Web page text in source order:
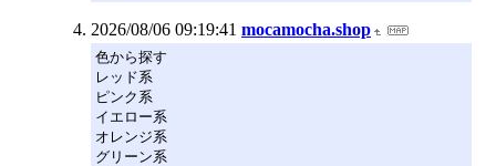
2026/08/06 09:19:41 mocamocha.shop
色から探す
レッド系
ピンク系
イエロー系
オレンジ系
グリーン系